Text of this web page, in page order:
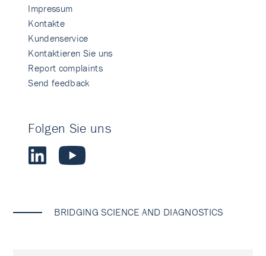
Impressum
Kontakte
Kundenservice
Kontaktieren Sie uns
Report complaints
Send feedback
Folgen Sie uns
BRIDGING SCIENCE AND DIAGNOSTICS